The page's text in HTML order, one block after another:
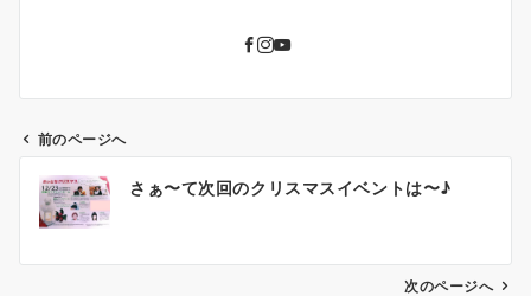
前のページへ
さぁ〜て次回のクリスマスイベントは〜♪
次のページへ